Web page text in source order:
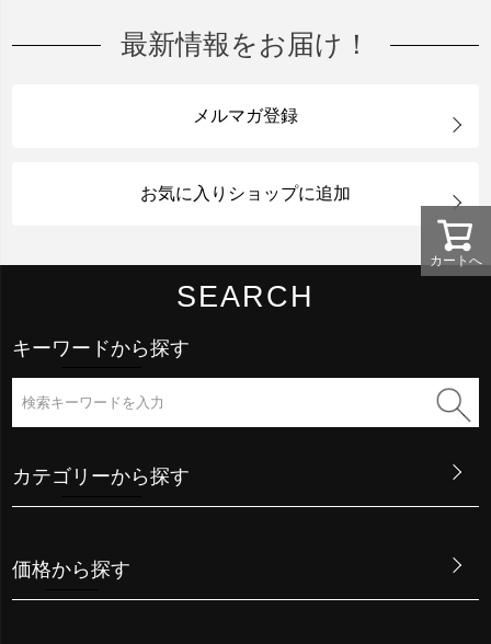
カートへ
最新情報をお届け！
メルマガ登録
お気に入りショップに追加
SEARCH
キーワードから探す
カテゴリーから探す
価格から探す